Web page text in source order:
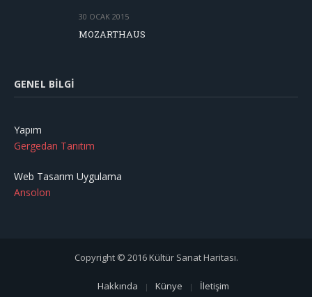
30 OCAK 2015
MOZARTHAUS
GENEL BILGI
Yapım
Gergedan Tanıtım
Web Tasarım Uygulama
Ansolon
Copyright © 2016 Kültür Sanat Haritası.
Hakkında Künye İletişim